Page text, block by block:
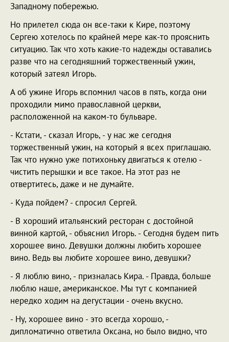
Западному побережью.
Но прилетел сюда он все-таки к Кире, поэтому
Сергею хотелось по крайней мере как-то прояснить
ситуацию. Так что хоть какие-то надежды оставались
разве что на сегодняшний торжественный ужин,
который затеял Игорь.
А об ужине Игорь вспомнил часов в пять, когда они
проходили мимо православной церкви,
расположенной на каком-то бульваре.
- Кстати, - сказал Игорь, - у нас же сегодня
торжественный ужин, на который я всех приглашаю.
Так что нужно уже потихоньку двигаться к отелю -
чистить перышки и все такое. На этот раз не
отвертитесь, даже и не думайте.
- Куда пойдем? - спросил Сергей.
- В хороший итальянский ресторан с достойной
винной картой, - объяснил Игорь. - Сегодня будем пить
хорошее вино. Девушки должны любить хорошее
вино. Ведь вы любите хорошее вино, девушки?
- Я люблю вино, - призналась Кира. - Правда, больше
люблю наше, американское. Мы тут с компанией
нередко ходим на дегустации - очень вкусно.
- Ну, хорошее вино - это всегда хорошо, -
дипломатично ответила Оксана, но было видно, что